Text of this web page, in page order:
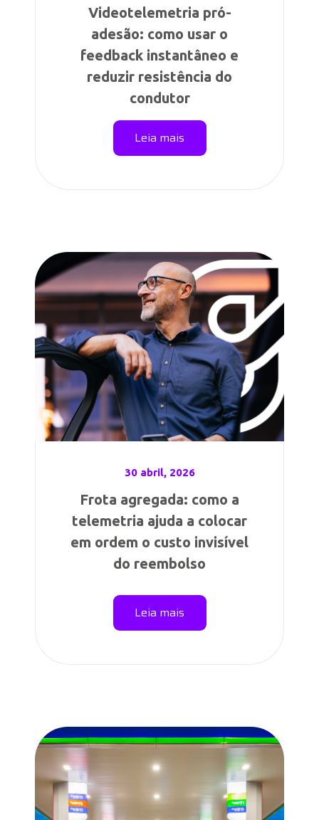
Videotelemetria pró-
adesão: como usar o
feedback instantâneo e
reduzir resistência do
condutor
Leia mais
30 abril, 2026
Frota agregada: como a
telemetria ajuda a colocar
em ordem o custo invisível
do reembolso
Leia mais